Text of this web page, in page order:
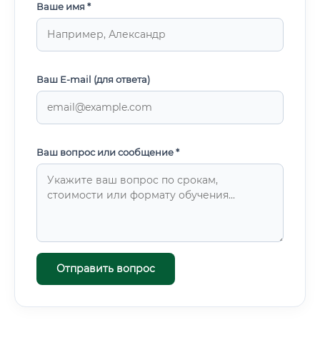
Ваше имя *
Ваш E-mail (для ответа)
Ваш вопрос или сообщение *
Отправить вопрос